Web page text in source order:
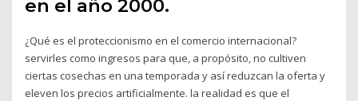
en el año 2000.
¿Qué es el proteccionismo en el comercio internacional?
servirles como ingresos para que, a propósito, no cultiven
ciertas cosechas en una temporada y así reduzcan la oferta y
eleven los precios artificialmente. la realidad es que el